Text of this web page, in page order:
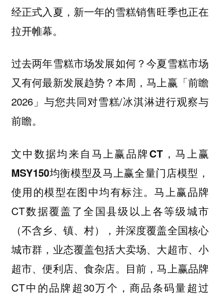
经正式入夏，新一年的雪糕销售旺季也正在
拉开帷幕。
过去两年雪糕市场发展如何？今夏雪糕市场
又有何最新发展趋势？本周，马上赢「前瞻
2026」与您共同对雪糕/冰淇淋进行观察与
前瞻。
文中数据均来自马上赢品牌CT，马上赢
MSY150均衡模型及马上赢全量门店模型，
使用的模型在图中均有标注。 马上赢品牌
CT数据覆盖了全国县级以上各等级城市
（不含乡、镇、村），并深度覆盖全国核心
城市群，业态覆盖包括大卖场、大超市、小
超市、便利店、食杂店。目前，马上赢品牌
CT中的品牌超30万个，商品条码量超过